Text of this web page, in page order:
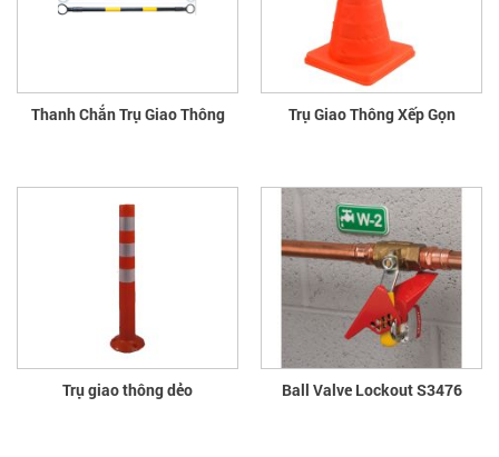
Thanh Chắn Trụ Giao Thông Trụ Giao Thông Xếp Gọn
Trụ giao thông dẻo Ball Valve Lockout S3476